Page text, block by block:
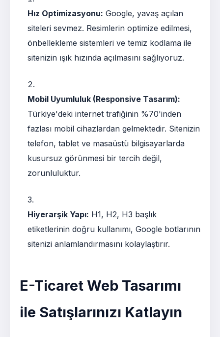
Hız Optimizasyonu: Google, yavaş açılan
siteleri sevmez. Resimlerin optimize edilmesi,
önbellekleme sistemleri ve temiz kodlama ile
sitenizin ışık hızında açılmasını sağlıyoruz.
Mobil Uyumluluk (Responsive Tasarım):
Türkiye'deki internet trafiğinin %70'inden
fazlası mobil cihazlardan gelmektedir. Sitenizin
telefon, tablet ve masaüstü bilgisayarlarda
kusursuz görünmesi bir tercih değil,
zorunluluktur.
Hiyerarşik Yapı: H1, H2, H3 başlık
etiketlerinin doğru kullanımı, Google botlarının
sitenizi anlamlandırmasını kolaylaştırır.
E-Ticaret Web Tasarımı
ile Satışlarınızı Katlayın